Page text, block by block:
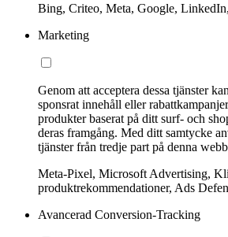
Bing, Criteo, Meta, Google,
Marketing
Genom att acceptera dessa tjänster
sponsrat innehåll eller
produkter baserat på ditt surf- och
deras framgång. Med ditt samtycke
tjänster från tredje part på denna
Meta-Pixel, Microsoft Advertising,
produktrekommendationer, Ads
Avancerad Conversion-Tracking